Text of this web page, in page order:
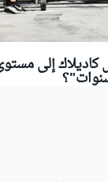
كاديلاك إلى